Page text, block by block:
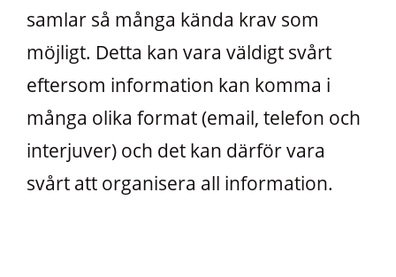
samlar så många kända krav som
möjligt. Detta kan vara väldigt svårt
eftersom information kan komma i
många olika format (email, telefon och
interjuver) och det kan därför vara
svårt att organisera all information.